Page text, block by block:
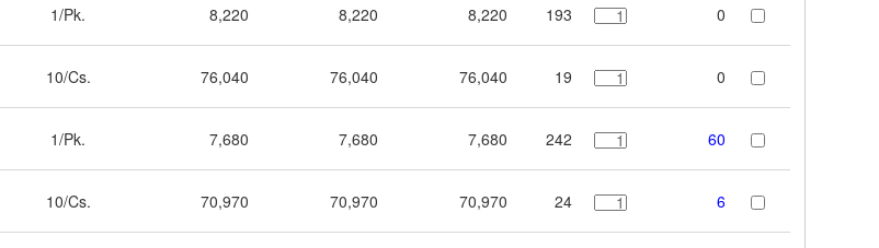
1/Pk. 8,220 8,220 8,220 193 0
10/Cs. 76,040 76,040 76,040 19 0
1/Pk. 7,680 7,680 7,680 242 60
10/Cs. 70,970 70,970 70,970 24 6